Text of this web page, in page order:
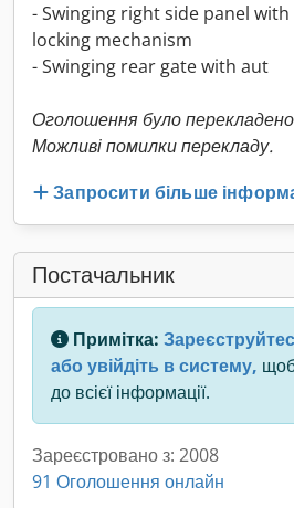
- Swinging right side panel
locking mechanism
- Swinging rear gate with aut
Оголошення було
Можливі помилки перекладу.
Запросити більше
Постачальник
Примітка:
або увійдіть в систему,
до всієї інформації.
Зареєстровано з: 2008
91 Оголошення онлайн